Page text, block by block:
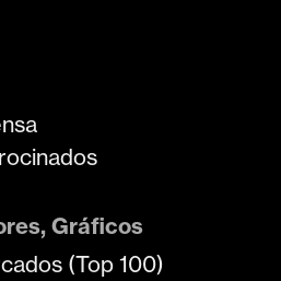
Gráficos
(Top 100)